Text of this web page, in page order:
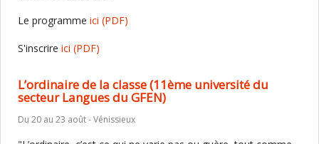
Le programme ici (PDF)
S'inscrire ici (PDF)
L’ordinaire de la classe (11ème université du
secteur Langues du GFEN)
Du 20 au 23 août - Vénissieux